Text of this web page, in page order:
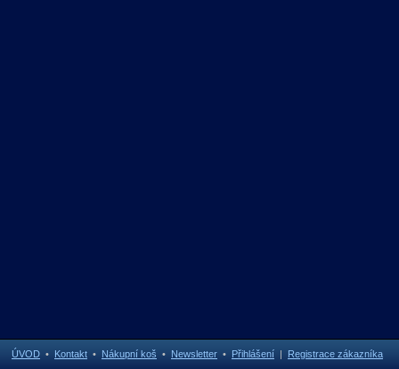
ÚVOD • Kontakt • Nákupní koš • Newsletter • Přihlášení | Registrace zákazníka